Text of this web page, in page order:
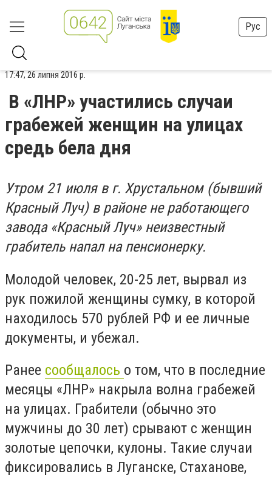
Рус
17:47, 26 липня 2016 р.
В «ЛНР» участились случаи
грабежей женщин на улицах
средь бела дня
Утром 21 июля в г. Хрустальном (бывший
Красный Луч) в районе не работающего
завода «Красный Луч» неизвестный
грабитель напал на пенсионерку.
Молодой человек, 20-25 лет, вырвал из
рук пожилой женщины сумку, в которой
находилось 570 рублей РФ и ее личные
документы, и убежал.
Ранее сообщалось о том, что в последние
месяцы «ЛНР» накрыла волна грабежей
на улицах. Грабители (обычно это
мужчины до 30 лет) срывают с женщин
золотые цепочки, кулоны. Такие случаи
фиксировались в Луганске, Стаханове,